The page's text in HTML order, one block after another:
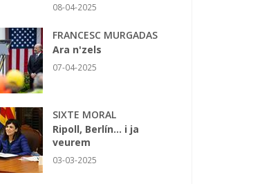
08-04-2025
FRANCESC MURGADAS
Ara n'zels
07-04-2025
SIXTE MORAL
Ripoll, Berlín... i ja
veurem
03-03-2025